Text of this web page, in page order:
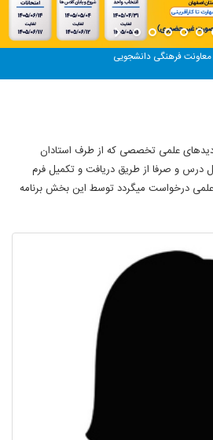
فرهنگی دانشجویی
علمی تخصصی که از طرف استادان
و صرفا از طریق دریافت و تکمیل فرم
علمی درخواست میگردد توسط این بخش برنامه